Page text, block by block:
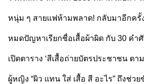
หนุ่ม ๆ สายแฟห้ามพลาด! กลับมาอีกค
หมดปัญหาเรียกชื่อเสื้อผ้าผิด กับ 30 คำ
เปิดตาราง ‘สีเสื้อถ่ายบัตรประชาชน ตา
ผู้หญิง “ผิว แทน ใส่ เสื้อ สี อะไร” ถึงช่ว